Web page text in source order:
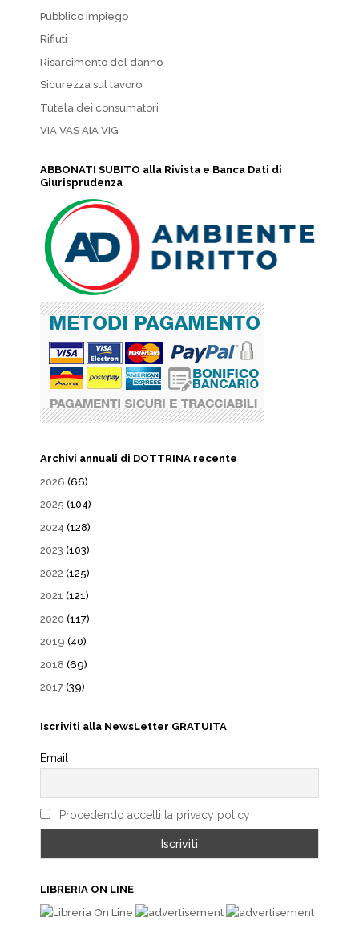
Pubblico impiego
Rifiuti
Risarcimento del danno
Sicurezza sul lavoro
Tutela dei consumatori
VIA VAS AIA VIG
ABBONATI SUBITO alla Rivista e Banca Dati di
Giurisprudenza
Archivi annuali di DOTTRINA recente
2026 (66)
2025 (104)
2024 (128)
2023 (103)
2022 (125)
2021 (121)
2020 (117)
2019 (40)
2018 (69)
2017 (39)
Iscriviti alla NewsLetter GRATUITA
Email
Procedendo accetti la privacy policy
LIBRERIA ON LINE